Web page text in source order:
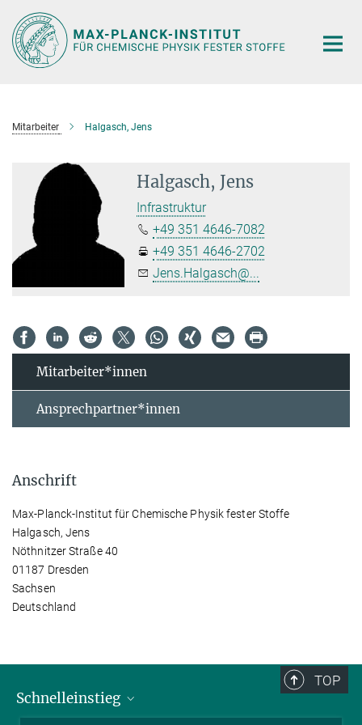
Hauptinhalt
Mitarbeiter Halgasch, Jens
Halgasch, Jens
Infrastruktur
+49 351 4646-7082
+49 351 4646-2702
Jens.Halgasch@...
Mitarbeiter*innen
Ansprechpartner*innen
Anschrift
Max-Planck-Institut für Chemische Physik fester Stoffe
Halgasch, Jens
Nöthnitzer Straße 40
01187 Dresden
Sachsen
Deutschland
TOP
Schnelleinstieg